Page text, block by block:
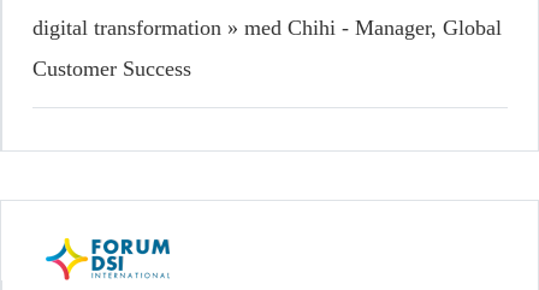
digital transformation » med Chihi - Manager, Global
Customer Success